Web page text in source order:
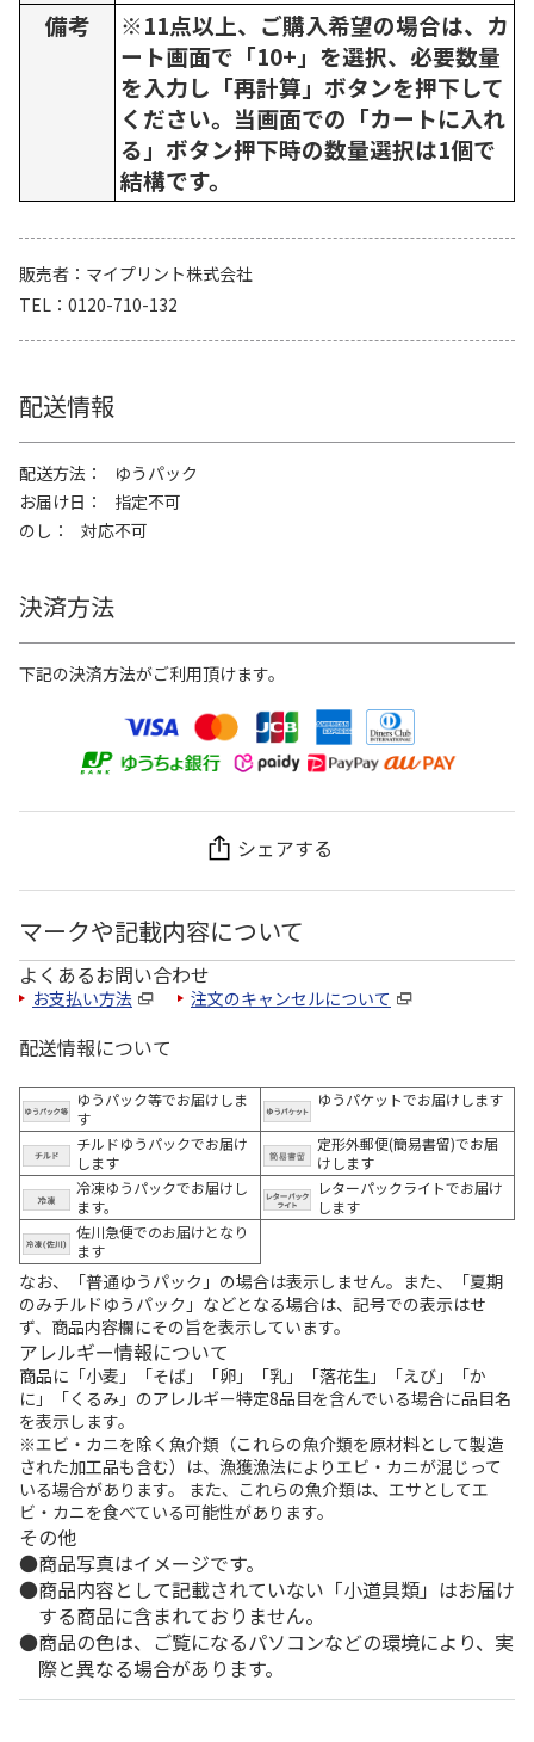
備考
※11点以上、ご購入希望の場合は、カ
ート画面で「10+」を選択、必要数量
を入力し「再計算」ボタンを押下して
ください。当画面での「カートに入れ
る」ボタン押下時の数量選択は1個で
結構です。
販売者
マイプリント株式会社
TEL
0120-710-132
配送情報
配送方法
ゆうパック
お届け日
指定不可
のし
対応不可
決済方法
下記の決済方法がご利用頂けます。
シェアする
マークや記載内容について
よくあるお問い合わせ
お支払い方法 注文のキャンセルについて
配送情報について
ゆうパック等でお届けしま
す
ゆうパケットでお届けします
チルドゆうパックでお届け
します
定形外郵便(簡易書留)でお届
けします
冷凍ゆうパックでお届けし
ます。
レターパックライトでお届け
します
佐川急便でのお届けとなり
ます
なお、「普通ゆうパック」の場合は表示しません。また、「夏期
のみチルドゆうパック」などとなる場合は、記号での表示はせ
ず、商品内容欄にその旨を表示しています。
アレルギー情報について
商品に「小麦」「そば」「卵」「乳」「落花生」「えび」「か
に」「くるみ」のアレルギー特定8品目を含んでいる場合に品目名
を表示します。
※エビ・カニを除く魚介類（これらの魚介類を原材料として製造
された加工品も含む）は、漁獲漁法によりエビ・カニが混じって
いる場合があります。 また、これらの魚介類は、エサとしてエ
ビ・カニを食べている可能性があります。
その他
商品写真はイメージです。
商品内容として記載されていない「小道具類」はお届け
する商品に含まれておりません。
商品の色は、ご覧になるパソコンなどの環境により、実
際と異なる場合があります。